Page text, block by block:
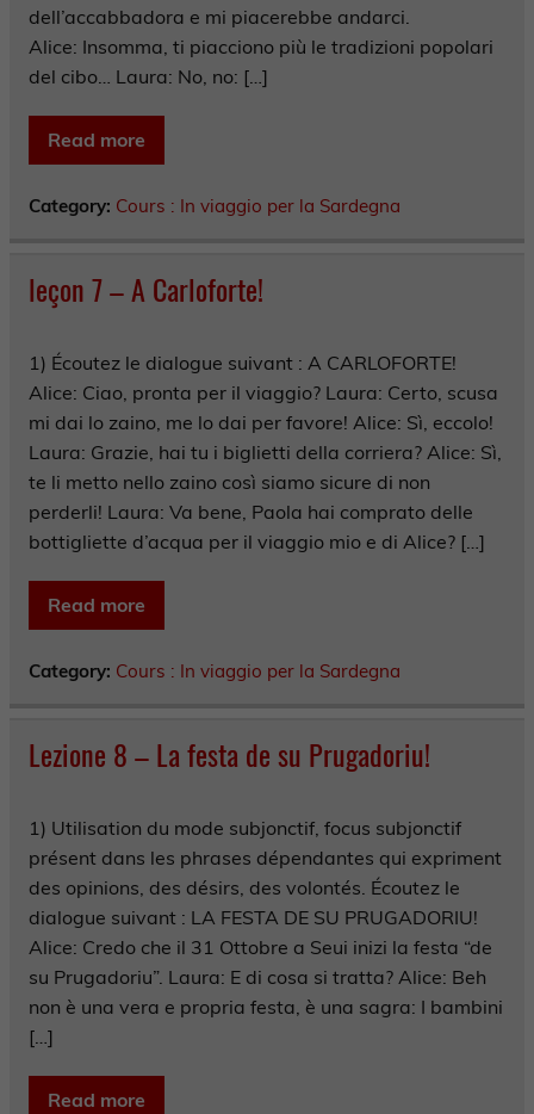
dell’accabbadora e mi piacerebbe andarci.
Alice: Insomma, ti piacciono più le tradizioni popolari
del cibo… Laura: No, no: […]
Read more
Category: Cours : In viaggio per la Sardegna
leçon 7 – A Carloforte!
1) Écoutez le dialogue suivant : A CARLOFORTE!
Alice: Ciao, pronta per il viaggio? Laura: Certo, scusa
mi dai lo zaino, me lo dai per favore! Alice: Sì, eccolo!
Laura: Grazie, hai tu i biglietti della corriera? Alice: Sì,
te li metto nello zaino così siamo sicure di non
perderli! Laura: Va bene, Paola hai comprato delle
bottigliette d’acqua per il viaggio mio e di Alice? […]
Read more
Category: Cours : In viaggio per la Sardegna
Lezione 8 – La festa de su Prugadoriu!
1) Utilisation du mode subjonctif, focus subjonctif
présent dans les phrases dépendantes qui expriment
des opinions, des désirs, des volontés. Écoutez le
dialogue suivant : LA FESTA DE SU PRUGADORIU!
Alice: Credo che il 31 Ottobre a Seui inizi la festa “de
su Prugadoriu”. Laura: E di cosa si tratta? Alice: Beh
non è una vera e propria festa, è una sagra: I bambini
[…]
Read more